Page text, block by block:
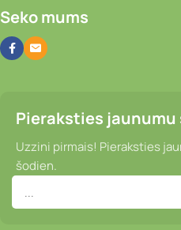
Seko mums
Pieraksties jaunumu
Uzzini pirmais! Pieraksties
šodien.